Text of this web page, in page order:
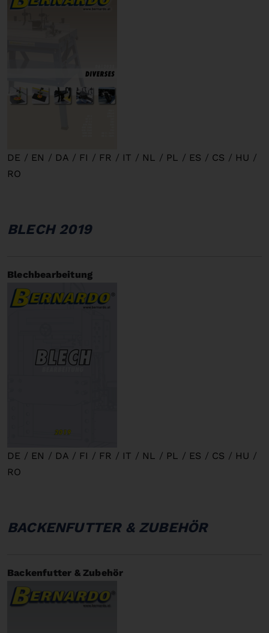
DE / EN / DA / FI / FR / IT / NL / PL / ES / CS / HU /
RO
BLECH 2019
Blechbearbeitung
DE / EN / DA / FI / FR / IT / NL / PL / ES / CS / HU /
RO
BACKENFUTTER & ZUBEHÖR
Backenfutter & Zubehör